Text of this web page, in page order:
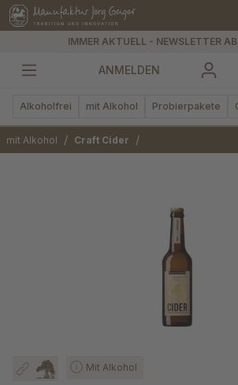
springen
IMMER AKTUELL - NEWSLETTER
ANMELDEN
Alkoholfrei mit Alkohol Probierpakete
mit Alkohol / Craft Cider /
Mit Alkohol